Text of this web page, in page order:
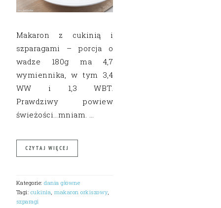
Makaron z cukinią i
szparagami – porcja o
wadze 180g ma 4,7
wymiennika, w tym 3,4
WW i 1,3 WBT.
Prawdziwy powiew
świeżości…mniam. …
CZYTAJ WIĘCEJ
Kategorie:dania główne
Tagi: cukinia ,makaron orkiszowy,
szparagi